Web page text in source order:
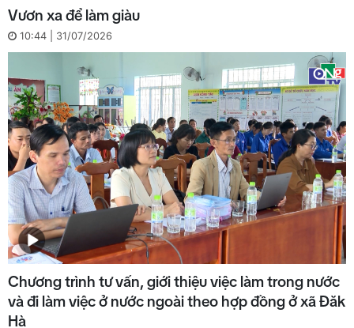
Vươn xa để làm giàu
10:44 | 31/07/2026
Chương trình tư vấn, giới thiệu việc làm trong nước
và đi làm việc ở nước ngoài theo hợp đồng ở xã Đăk
Hà